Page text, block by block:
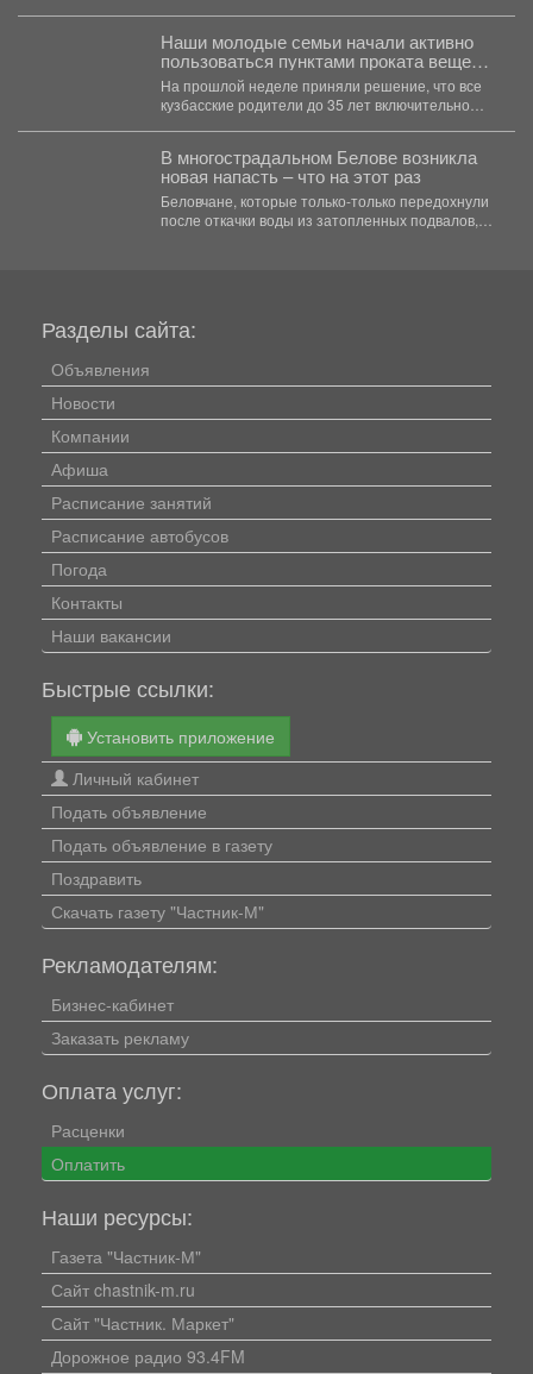
Наши молодые семьи начали активно
пользоваться пунктами проката вещей
для новорожденных.
На прошлой неделе приняли решение, что все
кузбасские родители до 35 лет включительно
В многострадальном Белове возникла
новая напасть – что на этот раз
Беловчане, которые только-только передохнули
после откачки воды из затопленных подвалов,
Разделы сайта:
Объявления
Новости
Компании
Афиша
Расписание занятий
Расписание автобусов
Погода
Контакты
Наши вакансии
Быстрые ссылки:
Установить приложение
Личный кабинет
Подать объявление
Подать объявление в газету
Поздравить
Скачать газету "Частник-М"
Рекламодателям:
Бизнес-кабинет
Заказать рекламу
Оплата услуг:
Расценки
Оплатить
Наши ресурсы:
Газета "Частник-М"
Сайт chastnik-m.ru
Сайт "Частник. Маркет"
Дорожное радио 93.4FM